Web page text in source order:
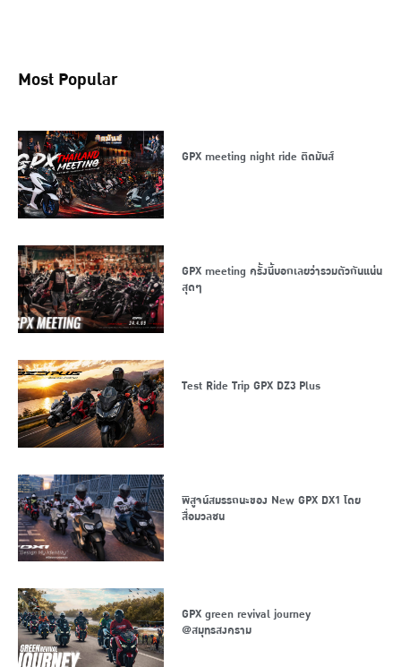
Most Popular
GPX meeting night ride ติดมันส์
GPX meeting ครั้งนี้บอกเลยว่ารวมตัวกันแน่น
สุดๆ
Test Ride Trip GPX DZ3 Plus
พิสูจน์สมรรถนะของ New GPX DX1 โดย
สื่อมวลชน
GPX green revival journey
@สมุทรสงคราม